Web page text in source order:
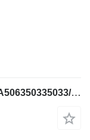
Pompe hydraulique Powerscreen X1A506350335033/147305/1C X1A506350335033/147305/1C X1A506350335033/192216/1C pour équipement de concassage Powerscreen Chiefitain 2100x